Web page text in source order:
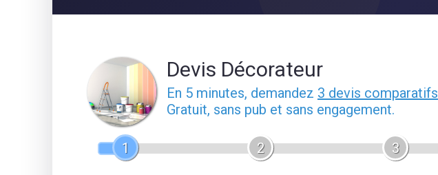
Devis Décorateur
En 5 minutes, demandez 3 devis comparatifs
Gratuit, sans pub et sans engagement.
1 2 3